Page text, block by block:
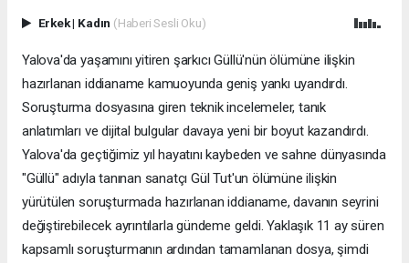
Erkek| Kadın (Haberi Sesli Oku)
Yalova'da yaşamını yitiren şarkıcı Güllü'nün ölümüne ilişkin
hazırlanan iddianame kamuoyunda geniş yankı uyandırdı.
Soruşturma dosyasına giren teknik incelemeler, tanık
anlatımları ve dijital bulgular davaya yeni bir boyut kazandırdı.
Yalova'da geçtiğimiz yıl hayatını kaybeden ve sahne dünyasında
"Güllü" adıyla tanınan sanatçı Gül Tut'un ölümüne ilişkin
yürütülen soruşturmada hazırlanan iddianame, davanın seyrini
değiştirebilecek ayrıntılarla gündeme geldi. Yaklaşık 11 ay süren
kapsamlı soruşturmanın ardından tamamlanan dosya, şimdi